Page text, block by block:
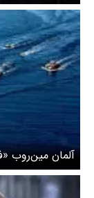
آلمان مین‌روب